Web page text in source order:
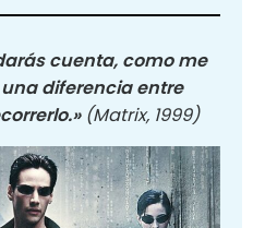
cuenta, como me
diferencia entre
(Matrix, 1999)